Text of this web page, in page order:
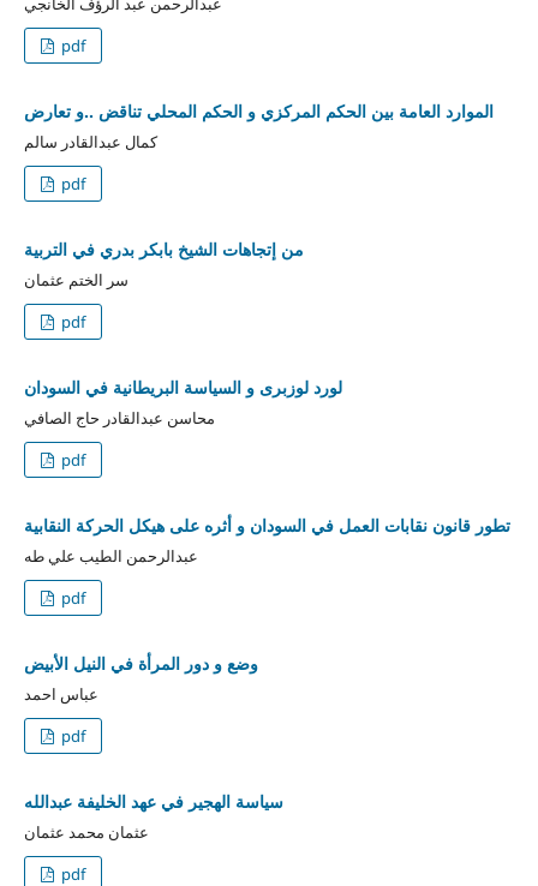
pdf
الموارد العامة بين الحكم المركزي و الحكم المحلي تناقض ..و تعارض
كمال عبدالقادر سالم
pdf
من إتجاهات الشيخ بابكر بدري في التربية
سر الختم عثمان
pdf
لورد لوزبرى و السياسة البريطانية في السودان
محاسن عبدالقادر حاج الصافي
pdf
تطور قانون نقابات العمل في السودان و أثره على هيكل الحركة النقابية
عبدالرحمن الطيب علي طه
pdf
وضع و دور المرأة في النيل الأبيض
عباس احمد
pdf
سياسة الهجير في عهد الخليفة عبدالله
عثمان محمد عثمان
pdf